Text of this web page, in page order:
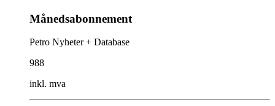
Månedsabonnement
Petro Nyheter + Database
988
inkl. mva